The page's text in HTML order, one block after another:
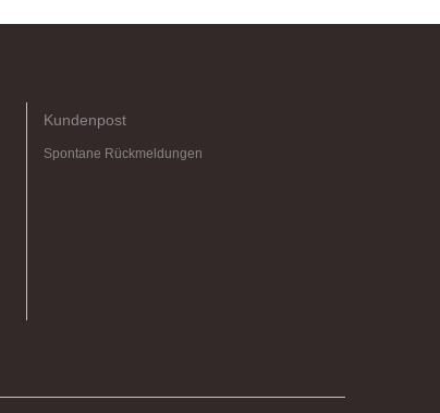
Kundenpost
Spontane Rückmeldungen